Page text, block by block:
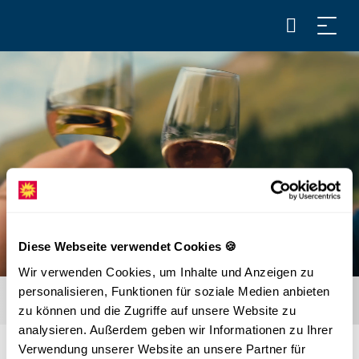
Diese Webseite verwendet Cookies 🍪
Wir verwenden Cookies, um Inhalte und Anzeigen zu
personalisieren, Funktionen für soziale Medien anbieten
zu können und die Zugriffe auf unsere Website zu
analysieren. Außerdem geben wir Informationen zu Ihrer
Verwendung unserer Website an unsere Partner für